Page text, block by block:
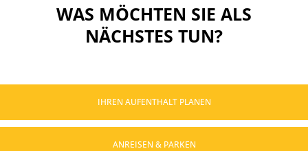
WAS MÖCHTEN SIE ALS
NÄCHSTES TUN?
IHREN AUFENTHALT PLANEN
ANREISEN & PARKEN